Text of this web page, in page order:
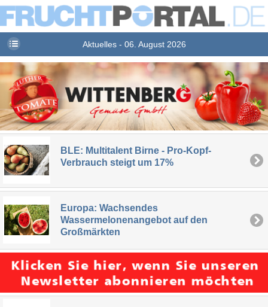
Aktuelles - 06. August 2026
BLE: Multitalent Birne - Pro-Kopf-
Verbrauch steigt um 17%
Europa: Wachsendes
Wassermelonenangebot auf den
Großmärkten